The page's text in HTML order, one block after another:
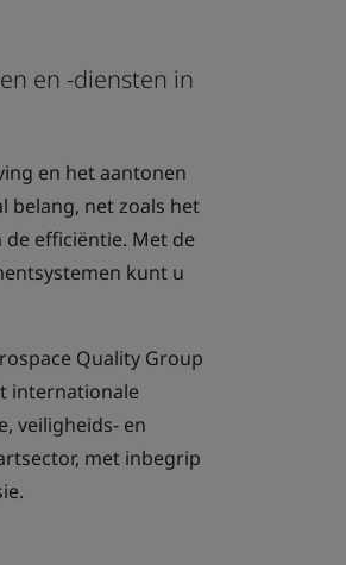
en -diensten in
en het aantonen
belang, net zoals het
efficiëntie. Met de
kunt u
Quality Group
internationale
veiligheids- en
met inbegrip